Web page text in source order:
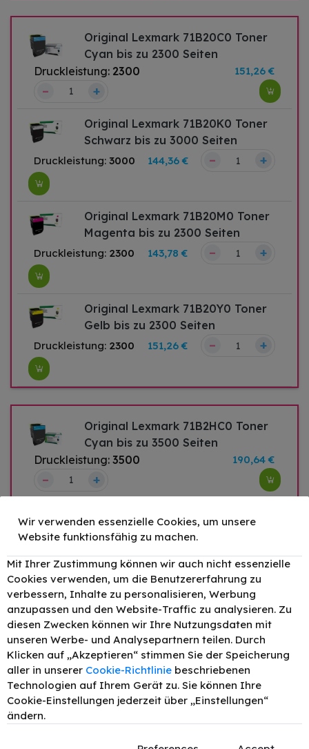
Original Lexmark 71B20C0 Toner
Cyan bis zu 2300 Seiten
Druckleistung: 2300 151,26 €
– +
Original Lexmark 71B20K0 Toner
Schwarz bis zu 3000 Seiten
Druckleistung: 3000 144,36 € – +
Original Lexmark 71B20M0 Toner
Magenta bis zu 2300 Seiten
Druckleistung: 2300 143,78 € – +
Original Lexmark 71B20Y0 Toner
Gelb bis zu 2300 Seiten
Druckleistung: 2300 151,26 € – +
Original Lexmark 71B2HC0 Toner
Cyan bis zu 3500 Seiten
Druckleistung: 3500 190,64 €
– +
Schwarz bis zu 6000 Seiten
6000
– +
Original Lexmark 71B2HM0 Toner
Magenta bis zu 3500 Seiten
Druckleistung:3500 202,30 € – +
Original Lexmark 71B2HY0 Toner
Gelb bis zu 3500 Seiten
Druckleistung:3500 202,30 € – +
Wir verwenden essenzielle Cookies, um unsere
Website funktionsfähig zu machen.
Mit Ihrer Zustimmung können wir auch nicht essenzielle
Cookies verwenden, um die Benutzererfahrung zu
verbessern, Inhalte zu personalisieren, Werbung
anzupassen und den Website-Traffic zu analysieren. Zu
diesen Zwecken können wir Ihre Nutzungsdaten mit
unseren Werbe- und Analysepartnern teilen. Durch
Klicken auf „Akzeptieren“ stimmen Sie der Speicherung
aller in unserer Cookie-Richtlinie beschriebenen
Technologien auf Ihrem Gerät zu. Sie können Ihre
Cookie-Einstellungen jederzeit über „Einstellungen“
ändern.